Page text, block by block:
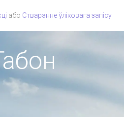
або Стварэнне ўліковага запісу